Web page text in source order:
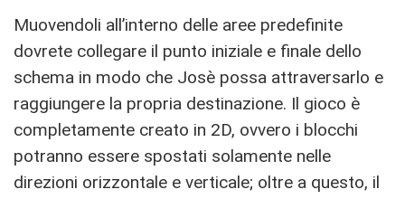
Muovendoli all’interno delle aree predefinite
dovrete collegare il punto iniziale e finale dello
schema in modo che Josè possa attraversarlo e
raggiungere la propria destinazione. Il gioco è
completamente creato in 2D, ovvero i blocchi
potranno essere spostati solamente nelle
direzioni orizzontale e verticale; oltre a questo, il